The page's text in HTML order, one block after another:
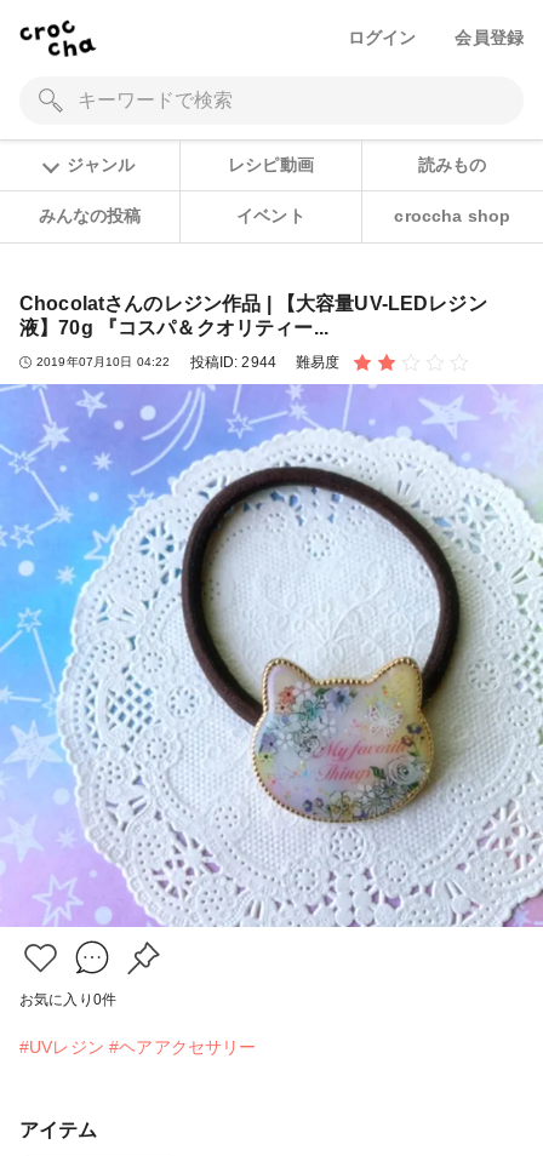
ログイン 会員登録
ジャンル レシピ動画 読みもの
みんなの投稿 イベント croccha shop
Chocolatさんのレジン作品 | 【大容量UV-LEDレジン
液】70g 『コスパ＆クオリティー...
2019年07月10日 04:22 投稿ID:2944 難易度
お気に入り 0件
#UVレジン #ヘアアクセサリー
アイテム